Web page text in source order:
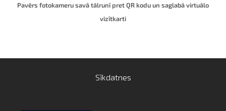
Pavērs fotokameru savā tālrunī pret QR kodu un saglabā virtuālo
vizītkarti
Sīkdatnes